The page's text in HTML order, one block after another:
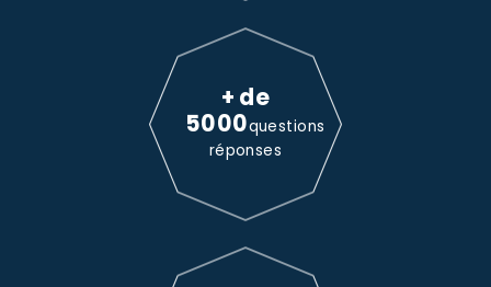
+ de
5000questions
réponses